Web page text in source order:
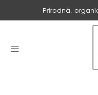
Prírodná,
DOMOV